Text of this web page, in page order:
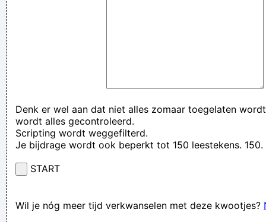
Denk er wel aan dat niet alles zomaar toegelaten
wordt alles gecontroleerd.
Scripting wordt weggefilterd.
Je bijdrage wordt ook beperkt tot 150 leestekens. 150.
START
Wil je nóg meer tijd verkwanselen met deze kwootjes?